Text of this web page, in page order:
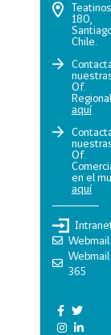
Teatinos
180,
Chile.
Of.
aquí
Of.
en el
aquí
Webmail
Webmail
365